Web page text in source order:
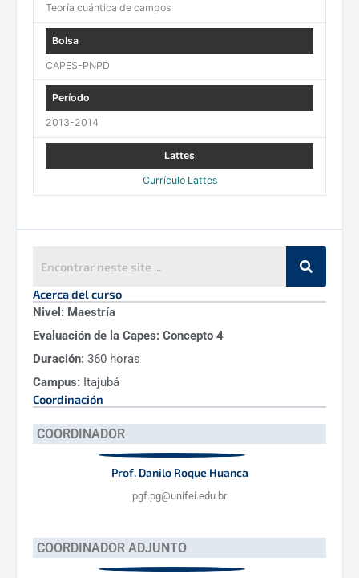
Teoría cuántica de campos
CAPES-PNPD
2013-2014
Currículo Lattes
Acerca del curso
Nivel: Maestría
Evaluación de la Capes: Concepto 4
Duración: 360 horas
Campus: Itajubá
Coordinación
COORDINADOR
Prof. Danilo Roque Huanca
pgf.pg@unifei.edu.br
COORDINADOR ADJUNTO